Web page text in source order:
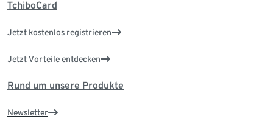
TchiboCard
Jetzt kostenlos registrieren
Jetzt Vorteile entdecken
Rund um unsere Produkte
Newsletter